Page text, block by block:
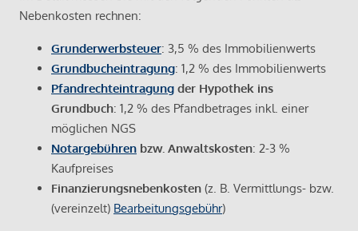
Nebenkosten rechnen:
Grunderwerbsteuer: 3,5 % des Immobilienwerts
Grundbucheintragung: 1,2 % des Immobilienwerts
Pfandrechteintragung der Hypothek ins
Grundbuch: 1,2 % des Pfandbetrages inkl. einer
möglichen NGS
Notargebühren bzw. Anwaltskosten: 2-3 %
Kaufpreises
Finanzierungsnebenkosten (z. B. Vermittlungs- bzw.
(vereinzelt) Bearbeitungsgebühr)